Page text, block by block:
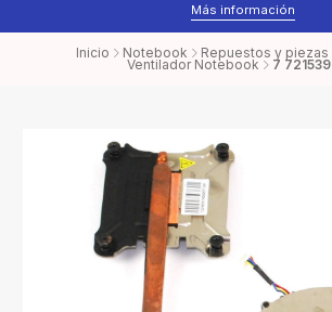
Más información
Inicio Notebook Repuestos y
Ventilador Notebook 7